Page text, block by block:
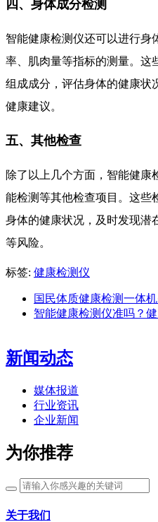
四、身体成分检测
智能健康检测仪还可以进行身
率、肌肉量等指标的测量。这
组成成分，评估身体的健康状
健康建议。
五、其他检查
除了以上几个方面，智能健康
能检测等其他检查项目。这些
身体的健康状况，及时发现潜
等风险。
标签: 健康检测仪
国民体质健康检测一体
智能健康检测仪准吗？
新闻动态
媒体报道
行业资讯
企业新闻
为你推荐
关于我们